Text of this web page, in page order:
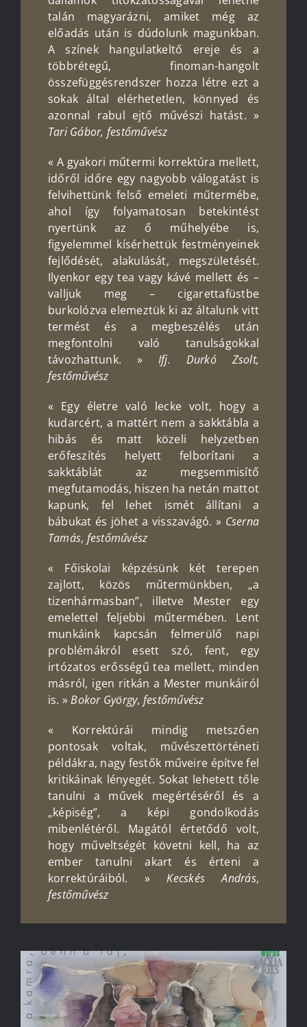
talán magyarázni, amiket még az
előadás után is dúdolunk magunkban.
A színek hangulatkeltő ereje és a
többrétegű, finoman-hangolt
összefüggésrendszer hozza létre ezt a
sokak által elérhetetlen, könnyed és
azonnal rabul ejtő művészi hatást. »
Tari Gábor, festőművész
« A gyakori műtermi korrektúra mellett,
időről időre egy nagyobb válogatást is
felvihettünk felső emeleti műtermébe,
ahol így folyamatosan betekintést
nyertünk az ő műhelyébe is,
figyelemmel kísérhettük festményeinek
fejlődését, alakulását, megszületését.
Ilyenkor egy tea vagy kávé mellett és –
valljuk meg – cigarettafüstbe
burkolózva elemeztük ki az általunk vitt
termést és a megbeszélés után
megfontolni való tanulságokkal
távozhattunk. » Ifj. Durkó Zsolt,
festőművész
« Egy életre való lecke volt, hogy a
kudarcért, a mattért nem a sakktábla a
hibás és matt közeli helyzetben
erőfeszítés helyett felborítani a
sakktáblát az megsemmisítő
megfutamodás, hiszen ha netán mattot
kapunk, fel lehet ismét állítani a
bábukat és jöhet a visszavágó. » Cserna
Tamás, festőművész
« Főiskolai képzésünk két terepen
zajlott, közös műtermünkben, „a
tizenhármasban”, illetve Mester egy
emelettel feljebbi műtermében. Lent
munkáink kapcsán felmerülő napi
problémákról esett szó, fent, egy
irtózatos erősségű tea mellett, minden
másról, igen ritkán a Mester munkáiról
is. »Bokor György, festőművész
« Korrektúrái mindig metszően
pontosak voltak, művészettörténeti
példákra, nagy festők műveire építve fel
kritikáinak lényegét. Sokat lehetett tőle
tanulni a művek megértéséről és a
„képiség”, a képi gondolkodás
mibenlétéről. Magától értetődő volt,
hogy műveltségét követni kell, ha az
ember tanulni akart és érteni a
korrektúráiból. »Kecskés András,
festőművész